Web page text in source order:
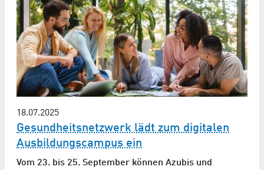
18.07.2025
Gesundheitsnetzwerk lädt zum digitalen
Ausbildungscampus ein
Vom 23. bis 25. September können Azubis und